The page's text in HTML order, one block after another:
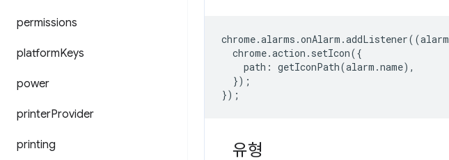
permissions
platformKeys
power
printerProvider
printing
chrome.alarms .onAlarm .addListener((alarm
chrome.action . setIcon({
path : getIconPath(alarm .name),
});
});
유형